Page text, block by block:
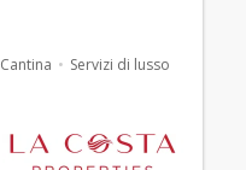
Cantina Servizi di lusso